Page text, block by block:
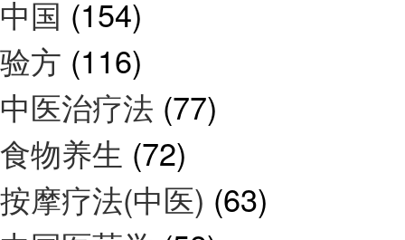
中国 (154)
验方 (116)
中医治疗法 (77)
食物养生 (72)
按摩疗法(中医) (63)